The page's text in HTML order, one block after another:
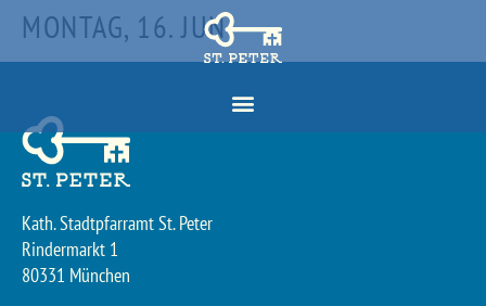
MONTAG, 16. JUNI
Kath. Stadtpfarramt St. Peter
Rindermarkt 1
80331 München